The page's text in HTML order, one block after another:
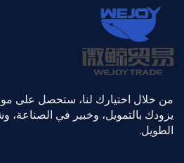
من خلال اختيارك لنا، ستحصل على
يزودك بالتمويل، وخبير في
الطويل.